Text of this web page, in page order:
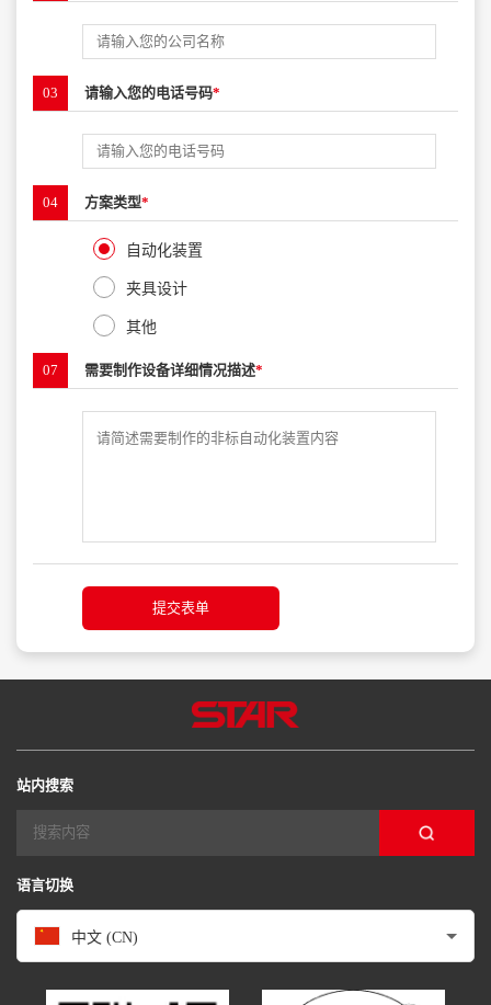
03 请输入您的电话号码*
04 方案类型*
自动化装置
夹具设计
其他
07 需要制作设备详细情况描述*
提交表单
站内搜索
语言切换
中文 (CN)